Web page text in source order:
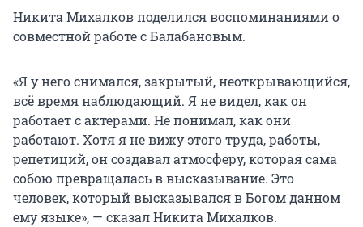
Никита Михалков поделился воспоминаниями о
совместной работе с Балабановым.
«Я у него снимался, закрытый, неоткрывающийся,
всё время наблюдающий. Я не видел, как он
работает с актерами. Не понимал, как они
работают. Хотя я не вижу этого труда, работы,
репетиций, он создавал атмосферу, которая сама
собою превращалась в высказывание. Это
человек, который высказывался в Богом данном
ему языке», — сказал Никита Михалков.